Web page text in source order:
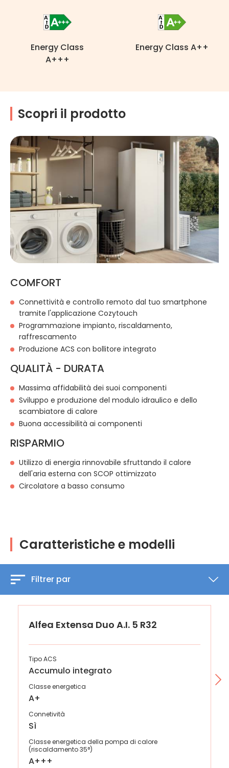
Energy Class
A+++
Energy Class A++
Scopri il prodotto
COMFORT
Connettività e controllo remoto dal tuo smartphone
tramite l'applicazione Cozytouch
Programmazione impianto, riscaldamento,
raffrescamento
Produzione ACS con bollitore integrato
QUALITÀ - DURATA
Massima affidabilità dei suoi componenti
Sviluppo e produzione del modulo idraulico e dello
scambiatore di calore
Buona accessibilità ai componenti
RISPARMIO
Utilizzo di energia rinnovabile sfruttando il calore
dell'aria esterna con SCOP ottimizzato
Circolatore a basso consumo
Caratteristiche e modelli
Filtrer par
Alfea Extensa Duo A.I. 5 R32
Tipo ACS
Accumulo integrato
Classe energetica
A+
Connetività
Sì
Classe energetica della pompa di calore
(riscaldamento 35°)
A+++